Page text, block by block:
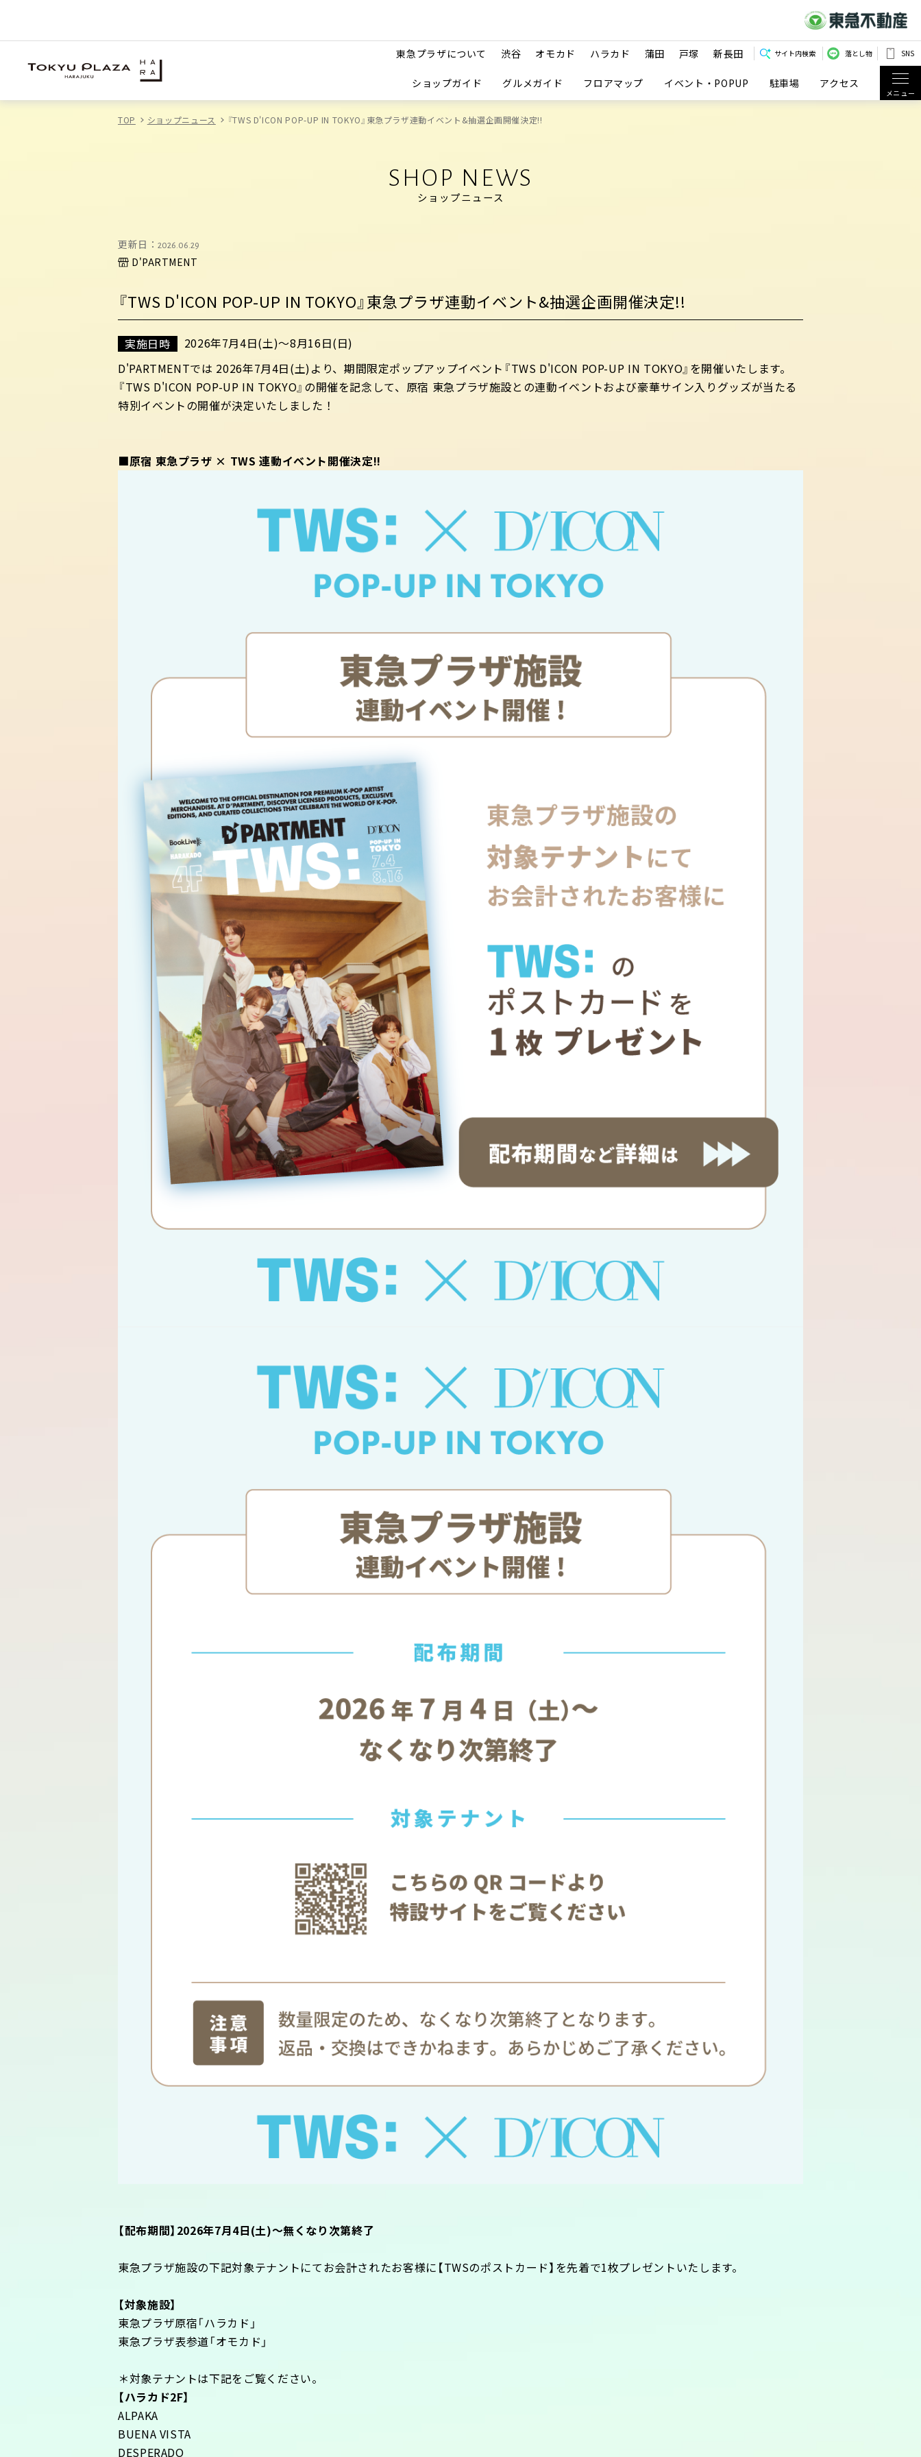
東急プラザについて 渋谷 オモカド ハラカド 蒲田 戸塚 新長田 サイト内検索 落とし物 SNS
ショップガイド グルメガイド フロアマップ イベント・POPUP 駐車場 アクセス
メニュー
TOP ショップニュース 『TWS D'ICON POP-UP IN TOKYO』東急プラザ連動イベント&抽選企画開催決定!!
SHOP NEWS
ショップニュース
更新日：2026.06.29
D'PARTMENT
『TWS D'ICON POP-UP IN TOKYO』東急プラザ連動イベント&抽選企画開催決定!!
実施日時
2026年7月4日(土)～8月16日(日)
D'PARTMENTでは 2026年7月4日(土)より、期間限定ポップアップイベント『TWS D'ICON POP-UP IN TOKYO』を開催いたします。
『TWS D'ICON POP-UP IN TOKYO』の開催を記念して、原宿 東急プラザ施設との連動イベントおよび豪華サイン入りグッズが当たる
特別イベントの開催が決定いたしました！
■原宿 東急プラザ × TWS 連動イベント開催決定!!
【配布期間】2026年7月4日(土)～無くなり次第終了
東急プラザ施設の下記対象テナントにてお会計されたお客様に【TWSのポストカード】を先着で1枚プレゼントいたします。
【対象施設】
東急プラザ原宿「ハラカド」
東急プラザ表参道「オモカド」
＊対象テナントは下記をご覧ください。
【ハラカド2F】
ALPAKA
BUENA VISTA
DESPERADO